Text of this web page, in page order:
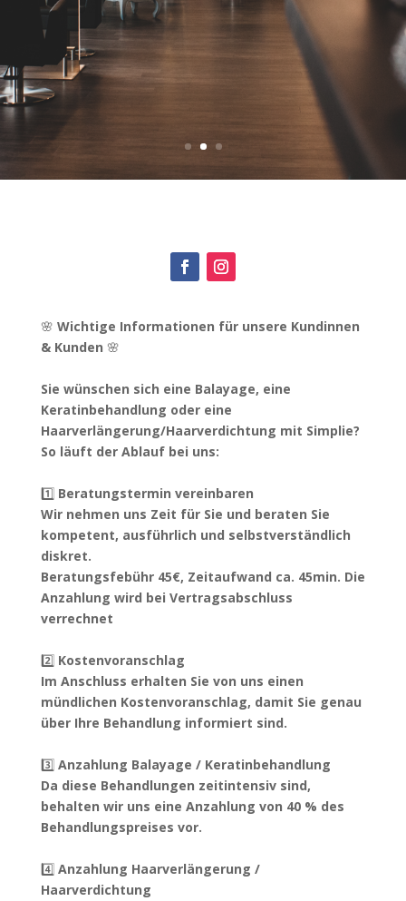
🌸 Wichtige Informationen für unsere Kundinnen
& Kunden 🌸
Sie wünschen sich eine Balayage, eine
Keratinbehandlung oder eine
Haarverlängerung/Haarverdichtung mit Simplie?
So läuft der Ablauf bei uns:
1️⃣Beratungstermin vereinbaren
Wir nehmen uns Zeit für Sie und beraten Sie
kompetent, ausführlich und selbstverständlich
diskret.
Beratungsfebühr 45€, Zeitaufwand ca. 45min. Die
Anzahlung wird bei Vertragsabschluss
verrechnet
2️⃣Kostenvoranschlag
Im Anschluss erhalten Sie von uns einen
mündlichen Kostenvoranschlag, damit Sie genau
über Ihre Behandlung informiert sind.
3️⃣Anzahlung Balayage / Keratinbehandlung
Da diese Behandlungen zeitintensiv sind,
behalten wir uns eine Anzahlung von 40 % des
Behandlungspreises vor.
4️⃣Anzahlung Haarverlängerung /
Haarverdichtung